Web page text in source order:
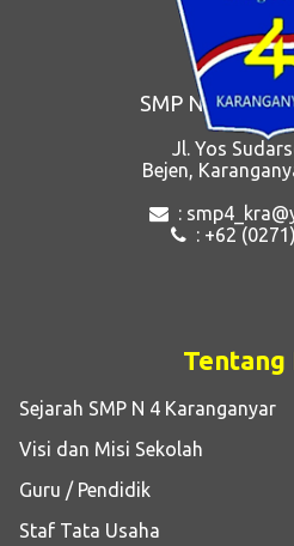
SMP Negeri 4
Jl. Yos
Bejen,
:
: +62
Tentang
Sejarah SMP N 4 Karanganyar
Visi dan Misi Sekolah
Guru / Pendidik
Staf Tata Usaha